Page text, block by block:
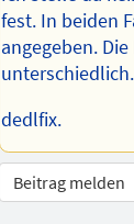
fest. In beiden
angegeben.
dedlfix.
Beitrag melden